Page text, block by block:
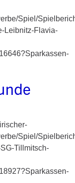
Spiel/
Leibnitz-Flavia-
Spiel/
Tillmitsch-